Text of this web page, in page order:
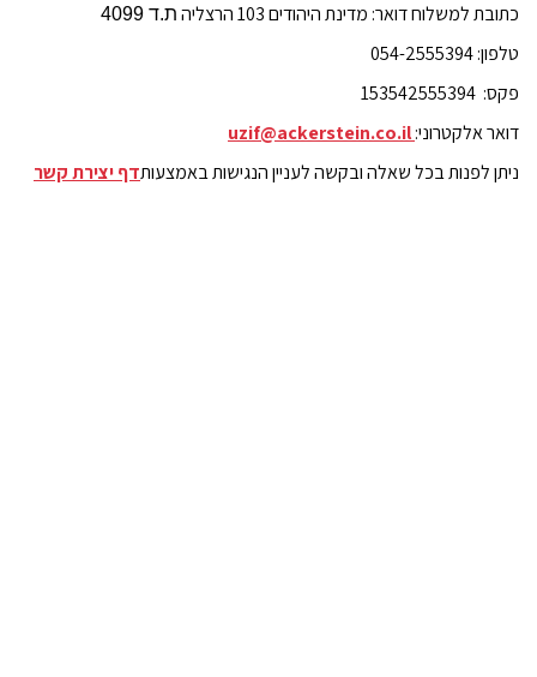
כתובת למשלוח דואר: מדינת היהודים103הרצליה ת.ד 4099
054-2555394 :טלפון
153542555394 :פקס
דואר אלקטרוני:
uzif@ackerstein.co.il
ניתן לפנות בכל שאלה ובקשה לעניין הנגישות באמצעותדף יצירת קשר